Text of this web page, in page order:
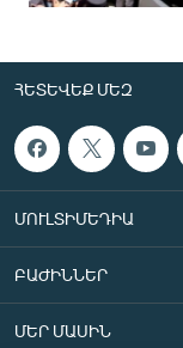
ՀԵՏԵՎԵՔ ՄԵԶ
ՄՈՒԼՏԻՄԵԴԻԱ
ԲԱԺԻՆՆԵՐ
ՄԵՐ ՄԱՍԻՆ